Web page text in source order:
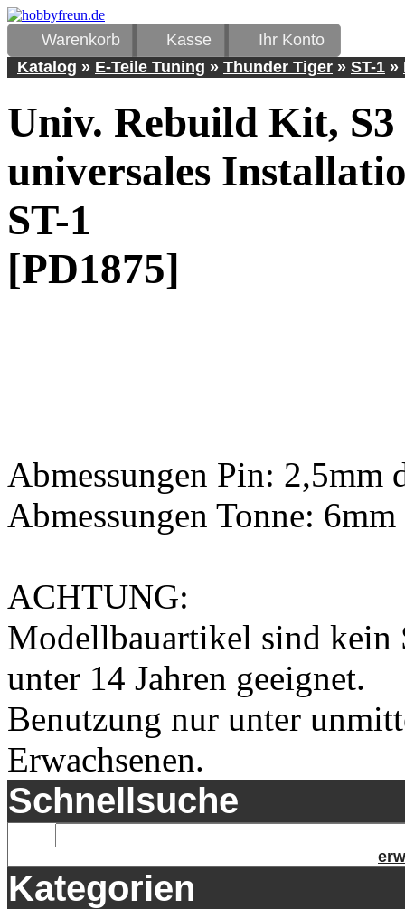
Warenkorb Kasse
Ihr Konto
Katalog » E-Teile Tuning » Thunder Tiger » ST-1 »
Univ. Rebuild Kit, S3
universales
ST-1
[PD1875]
Abmessungen Pin: 2,5mm
Abmessungen Tonne:
ACHTUNG:
Modellbauartikel sind
unter 14 Jahren geeignet.
Benutzung nur unter
Erwachsenen.
Schnellsuche
Kategorien